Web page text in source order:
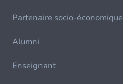
Partenaire socio-économique
Alumni
Enseignant